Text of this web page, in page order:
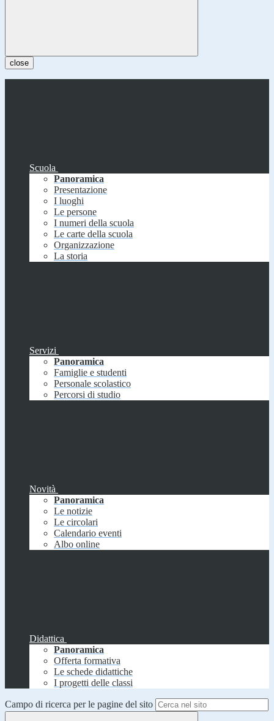
close
Scuola
Panoramica
Presentazione
I luoghi
Le persone
I numeri della scuola
Le carte della scuola
Organizzazione
La storia
Servizi
Panoramica
Famiglie e studenti
Personale scolastico
Percorsi di studio
Novità
Panoramica
Le notizie
Le circolari
Calendario eventi
Albo online
Didattica
Panoramica
Offerta formativa
Le schede didattiche
I progetti delle classi
Campo di ricerca per le pagine del sito